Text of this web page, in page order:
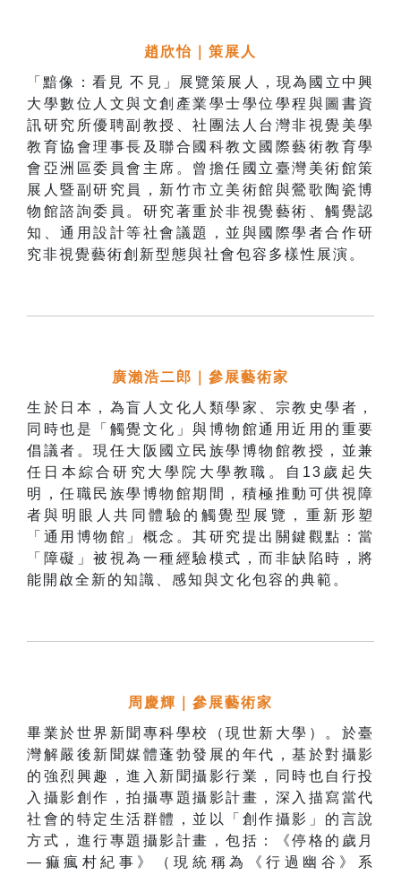
趙欣怡｜策展人
「黯像：看見 不見」展覽策展人，現為國立中興
大學數位人文與文創產業學士學位學程與圖書資
訊研究所優聘副教授、社團法人台灣非視覺美學
教育協會理事長及聯合國科教文國際藝術教育學
會亞洲區委員會主席。曾擔任國立臺灣美術館策
展人暨副研究員，新竹市立美術館與鶯歌陶瓷博
物館諮詢委員。研究著重於非視覺藝術、觸覺認
知、通用設計等社會議題，並與國際學者合作研
究非視覺藝術創新型態與社會包容多樣性展演。
廣瀨浩二郎
｜參展藝術家
生於日本，為盲人文化人類學家、宗教史學者，
同時也是「觸覺文化」與博物館通用近用的重要
倡議者。現任大阪國立民族學博物館教授，並兼
任日本綜合研究大學院大學教職。自13歲起失
明，任職民族學博物館期間，積極推動可供視障
者與明眼人共同體驗的觸覺型展覽，重新形塑
「通用博物館」概念。 其研究 提出關鍵觀點：當
「障礙」被視為一種經驗模式，而非缺陷時，將
能開啟全新的知識、感知與文化包容的典範。
周慶輝
｜參展藝術家
畢業於世界新聞專科學校（現世新大學）。於臺
灣解嚴後新聞媒體蓬勃發展的年代，基於對攝影
的強烈興趣，進入新聞攝影行業，同時也自行投
入攝影創作，拍攝專題攝影計畫，深入描寫當代
社會的特定生活群體，並以「創作攝影」的言說
方式，進行專題攝影計畫，包括：《停格的歲月
―痲瘋村紀事》（現統稱為《行過幽谷》系